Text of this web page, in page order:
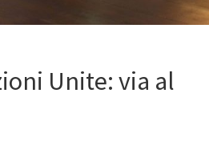
Unite: via al